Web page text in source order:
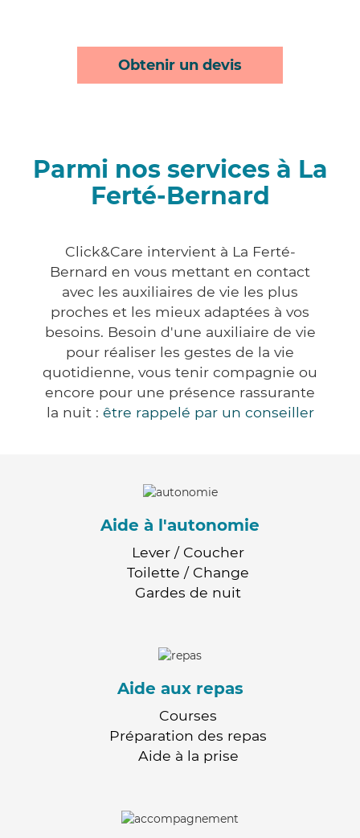
Obtenir un devis
Parmi nos services à La
Ferté-Bernard
Click&Care intervient à La Ferté-
Bernard en vous mettant en contact
avec les auxiliaires de vie les plus
proches et les mieux adaptées à vos
besoins. Besoin d'une auxiliaire de vie
pour réaliser les gestes de la vie
quotidienne, vous tenir compagnie ou
encore pour une présence rassurante
la nuit : être rappelé par un conseiller
Aide à l'autonomie
Lever / Coucher
Toilette / Change
Gardes de nuit
Aide aux repas
Courses
Préparation des repas
Aide à la prise